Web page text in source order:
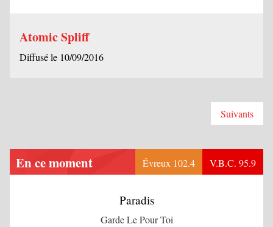
Atomic Spliff
Diffusé le 10/09/2016
Suivants
En ce moment Évreux 102.4 V.B.C. 95.9
Paradis
Garde Le Pour Toi